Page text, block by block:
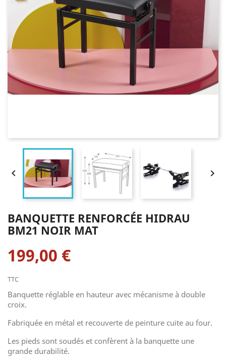
 
BANQUETTE RENFORCÉE HIDRAU
BM21 NOIR MAT
199,00 €
TTC
Banquette réglable en hauteur avec mécanisme à double
croix.
Fabriquée en métal et recouverte de peinture cuite au four.
Les pieds sont soudés et confèrent à la banquette une
grande durabilité.